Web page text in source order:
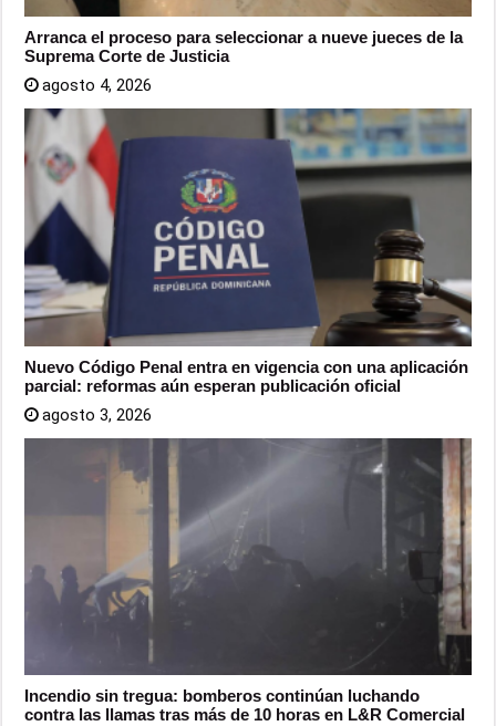
Arranca el proceso para seleccionar a nueve jueces de la
Suprema Corte de Justicia
agosto 4, 2026
Nuevo Código Penal entra en vigencia con una aplicación
parcial: reformas aún esperan publicación oficial
agosto 3, 2026
Incendio sin tregua: bomberos continúan luchando
contra las llamas tras más de 10 horas en L&R Comercial